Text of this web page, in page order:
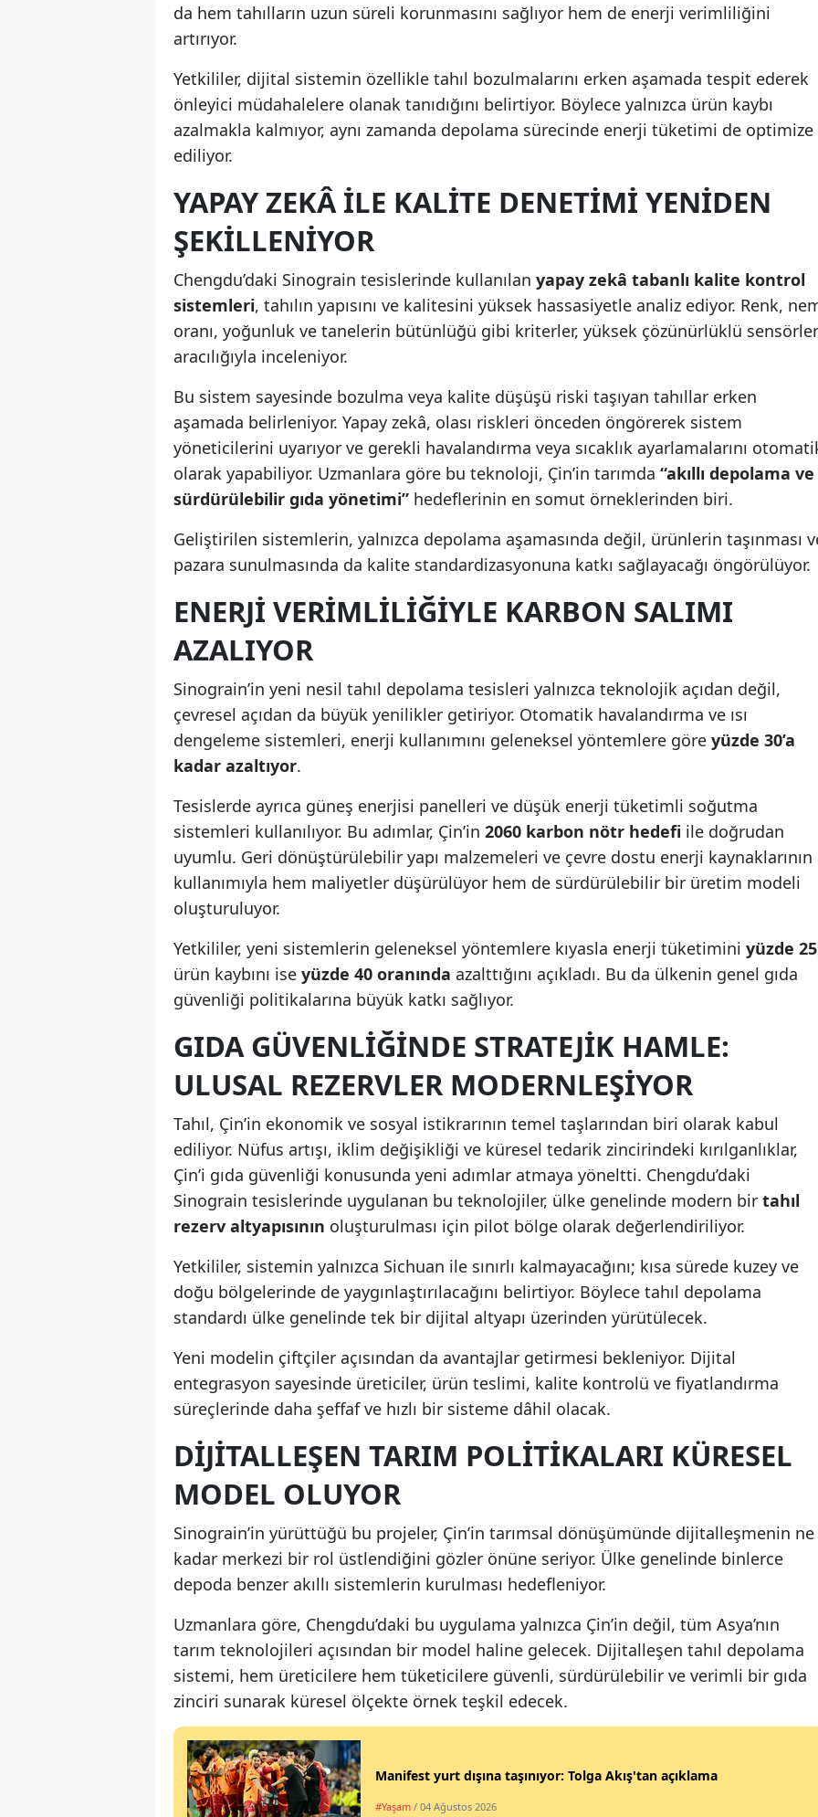
Kırklareli
Konya
Malatya
Kahramanmaraş
Mardin
Muş
Nevşehir
Niğde
Ordu
Rize
Samsun
Sinop
Sivas
Tokat
Tunceli
Uşak
Zonguldak
Aksaray
Bayburt
Karaman
Kırıkkale
Batman
Şırnak
Bartın
Ardahan
Iğdır
Yalova
Osmaniye
Düzce
da hem tahılların uzun süreli korunmasını sağlıyor hem de enerji verimliliğini
artırıyor.
Yetkililer, dijital sistemin özellikle tahıl bozulmalarını erken aşamada tespit ederek
önleyici müdahalelere olanak tanıdığını belirtiyor. Böylece yalnızca ürün kaybı
azalmakla kalmıyor, aynı zamanda depolama sürecinde enerji tüketimi de optimize
ediliyor.
YAPAY ZEKÂ ILE KALITE DENETIMI YENIDEN
ŞEKILLENIYOR
Chengdu’daki Sinograin tesislerinde kullanılan yapay zekâ tabanlı kalite kontrol
sistemleri, tahılın yapısını ve kalitesini yüksek hassasiyetle analiz ediyor. Renk,
oranı, yoğunluk ve tanelerin bütünlüğü gibi kriterler, yüksek çözünürlüklü sensörler
aracılığıyla inceleniyor.
Bu sistem sayesinde bozulma veya kalite düşüşü riski taşıyan tahıllar erken
aşamada belirleniyor. Yapay zekâ, olası riskleri önceden öngörerek sistem
yöneticilerini uyarıyor ve gerekli havalandırma veya sıcaklık ayarlamalarını
olarak yapabiliyor. Uzmanlara göre bu teknoloji, Çin’in tarımda “akıllı depolama ve
sürdürülebilir gıda yönetimi” hedeflerinin en somut örneklerinden biri.
Geliştirilen sistemlerin, yalnızca depolama aşamasında değil, ürünlerin taşınması
pazara sunulmasında da kalite standardizasyonuna katkı sağlayacağı öngörülüyor.
ENERJI VERIMLILIĞIYLE KARBON SALIMI
AZALIYOR
Sinograin’in yeni nesil tahıl depolama tesisleri yalnızca teknolojik açıdan değil,
çevresel açıdan da büyük yenilikler getiriyor. Otomatik havalandırma ve ısı
dengeleme sistemleri, enerji kullanımını geleneksel yöntemlere göre yüzde 30’a
kadar azaltıyor.
Tesislerde ayrıca güneş enerjisi panelleri ve düşük enerji tüketimli soğutma
sistemleri kullanılıyor. Bu adımlar, Çin’in 2060 karbon nötr hedefi ile doğrudan
uyumlu. Geri dönüştürülebilir yapı malzemeleri ve çevre dostu enerji kaynaklarının
kullanımıyla hem maliyetler düşürülüyor hem de sürdürülebilir bir üretim modeli
oluşturuluyor.
Yetkililer, yeni sistemlerin geleneksel yöntemlere kıyasla enerji tüketimini yüzde 25
ürün kaybını ise yüzde 40 oranında azalttığını açıkladı. Bu da ülkenin genel gıda
güvenliği politikalarına büyük katkı sağlıyor.
GIDA GÜVENLIĞINDE STRATEJIK HAMLE:
ULUSAL REZERVLER MODERNLEŞIYOR
Tahıl, Çin’in ekonomik ve sosyal istikrarının temel taşlarından biri olarak kabul
ediliyor. Nüfus artışı, iklim değişikliği ve küresel tedarik zincirindeki kırılganlıklar,
Çin’i gıda güvenliği konusunda yeni adımlar atmaya yöneltti. Chengdu’daki
Sinograin tesislerinde uygulanan bu teknolojiler, ülke genelinde modern bir tahıl
rezerv altyapısının oluşturulması için pilot bölge olarak değerlendiriliyor.
Yetkililer, sistemin yalnızca Sichuan ile sınırlı kalmayacağını; kısa sürede kuzey ve
doğu bölgelerinde de yaygınlaştırılacağını belirtiyor. Böylece tahıl depolama
standardı ülke genelinde tek bir dijital altyapı üzerinden yürütülecek.
Yeni modelin çiftçiler açısından da avantajlar getirmesi bekleniyor. Dijital
entegrasyon sayesinde üreticiler, ürün teslimi, kalite kontrolü ve fiyatlandırma
süreçlerinde daha şeffaf ve hızlı bir sisteme dâhil olacak.
DIJITALLEŞEN TARIM POLITIKALARI KÜRESEL
MODEL OLUYOR
Sinograin’in yürüttüğü bu projeler, Çin’in tarımsal dönüşümünde dijitalleşmenin ne
kadar merkezi bir rol üstlendiğini gözler önüne seriyor. Ülke genelinde binlerce
depoda benzer akıllı sistemlerin kurulması hedefleniyor.
Uzmanlara göre, Chengdu’daki bu uygulama yalnızca Çin’in değil, tüm Asya’nın
tarım teknolojileri açısından bir model haline gelecek. Dijitalleşen tahıl depolama
sistemi, hem üreticilere hem tüketicilere güvenli, sürdürülebilir ve verimli bir gıda
zinciri sunarak küresel ölçekte örnek teşkil edecek.
Manifest yurt dışına taşınıyor: Tolga Akış'tan açıklama
#Yaşam / 04 Ağustos 2026